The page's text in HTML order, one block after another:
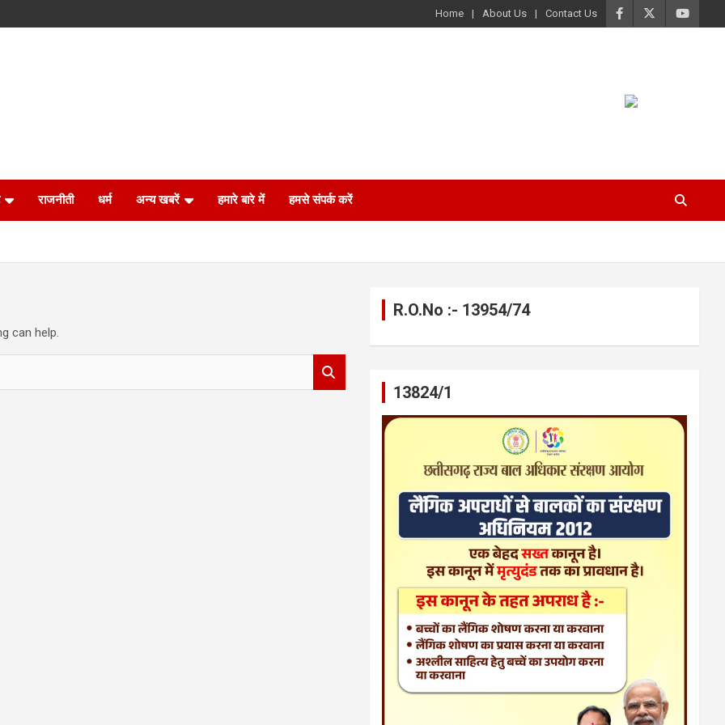
Home About Us Contact Us
राजनीती धर्म अन्य खबरें हमारे बारे में हमसे संपर्क करें
can help.
R.O.No :- 13954/74
13824/1